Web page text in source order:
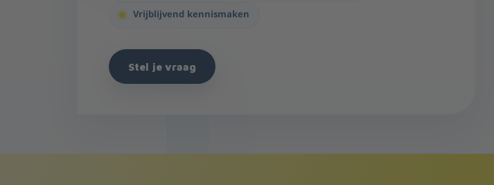
Vrijblijvend kennismaken
Stel je vraag